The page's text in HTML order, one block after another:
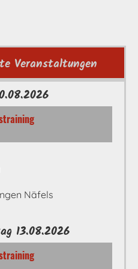
Veranstaltungen
Näfels
13.08.2026